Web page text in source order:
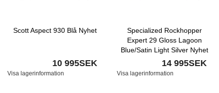
Scott Aspect 930 Blå Nyhet
10 995SEK
Visa lagerinformation
Specialized Rockhopper
Expert 29 Gloss Lagoon
Blue/Satin Light Silver Nyhet
14 995SEK
Visa lagerinformation